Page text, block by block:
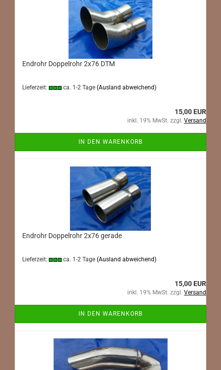
Endrohr Doppelrohr 2x76 DTM
Lieferzeit: ca. 1-2 Tage (Ausland abweichend)
15,00 EUR
inkl. 19% MwSt. zzgl. Versand
IN DEN WARENKORB
Endrohr Doppelrohr 2x76 gerade
Lieferzeit: ca. 1-2 Tage (Ausland abweichend)
15,00 EUR
inkl. 19% MwSt. zzgl. Versand
IN DEN WARENKORB